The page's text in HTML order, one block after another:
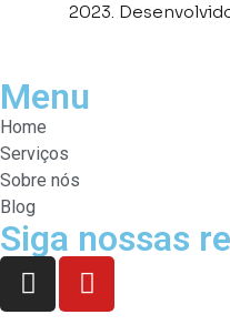
2023.
Menu
Home
Serviços
Sobre nós
Blog
Siga nossas